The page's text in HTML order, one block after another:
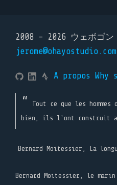
2008 - 2026 ウェボゴ
jerome@ohayostudio.com
A propos Why
Tout ce que les
bien, ils l'ont construit
Bernard Moitessier, La
Bernard Moitessier, le